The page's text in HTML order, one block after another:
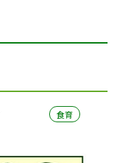
食育